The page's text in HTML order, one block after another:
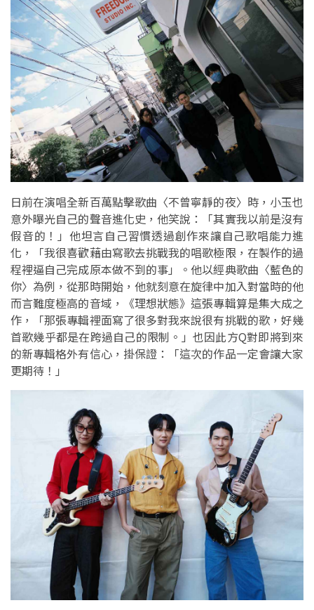
日前在演唱全新百萬點擊歌曲〈不曾寧靜的夜〉時，小玉也
意外曝光自己的聲音進化史，他笑說：「其實我以前是沒有
假音的！」他坦言自己習慣透過創作來讓自己歌唱能力進
化，「我很喜歡藉由寫歌去挑戰我的唱歌極限，在製作的過
程裡逼自己完成原本做不到的事」。他以經典歌曲〈藍色的
你〉為例，從那時開始，他就刻意在旋律中加入對當時的他
而言難度極高的音域，《理想狀態》這張專輯算是集大成之
作，「那張專輯裡面寫了很多對我來說很有挑戰的歌，好幾
首歌幾乎都是在跨過自己的限制。」也因此方Q對即將到來
的新專輯格外有信心，掛保證：「這次的作品一定會讓大家
更期待！」